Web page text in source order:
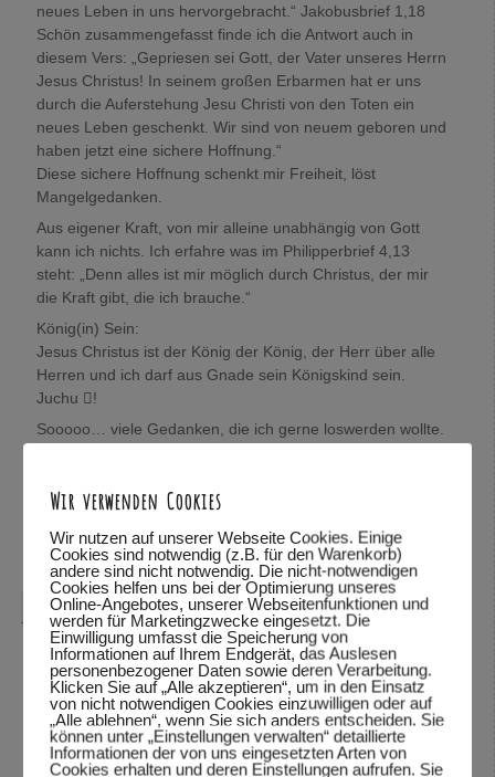
neues Leben in uns hervorgebracht.“ Jakobusbrief 1,18
Schön zusammengefasst finde ich die Antwort auch in
diesem Vers: „Gepriesen sei Gott, der Vater unseres Herrn
Jesus Christus! In seinem großen Erbarmen hat er uns
durch die Auferstehung Jesu Christi von den Toten ein
neues Leben geschenkt. Wir sind von neuem geboren und
haben jetzt eine sichere Hoffnung.“
Diese sichere Hoffnung schenkt mir Freiheit, löst
Mangelgedanken.
Aus eigener Kraft, von mir alleine unabhängig von Gott
kann ich nichts. Ich erfahre was im Philipperbrief 4,13
steht: „Denn alles ist mir möglich durch Christus, der mir
die Kraft gibt, die ich brauche.“
König(in) Sein:
Jesus Christus ist der König der König, der Herr über alle
Herren und ich darf aus Gnade sein Königskind sein.
Juchu !
Sooooo… viele Gedanken, die ich gerne loswerden wollte.
In Verbundenheit,
Mira
Antworten↓
Wolfgang Dodelsagte am28.10.2015 um 22:08 :
Hallo Mira,
vielen Dank für das mitteilen deiner Gedanken. Schön,
dass du so viele Bibelstellen zitieren kannst und mit uns
teilst.
Was ich über deine Gedanken denke? Ich habe deine
Wir verwenden Cookies
Wir nutzen auf unserer Webseite Cookies. Einige
Cookies sind notwendig (z.B. für den Warenkorb)
andere sind nicht notwendig. Die nicht-notwendigen
Cookies helfen uns bei der Optimierung unseres
Online-Angebotes, unserer Webseitenfunktionen und
werden für Marketingzwecke eingesetzt. Die
Einwilligung umfasst die Speicherung von
Informationen auf Ihrem Endgerät, das Auslesen
personenbezogener Daten sowie deren Verarbeitung.
Klicken Sie auf „Alle akzeptieren“, um in den Einsatz
von nicht notwendigen Cookies einzuwilligen oder auf
„Alle ablehnen“, wenn Sie sich anders entscheiden. Sie
können unter „Einstellungen verwalten“ detaillierte
Informationen der von uns eingesetzten Arten von
Cookies erhalten und deren Einstellungen aufrufen. Sie